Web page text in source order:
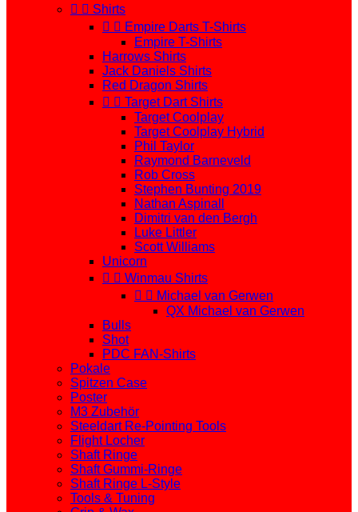
  Shirts
  Empire Darts T-Shirts
Empire T-Shirts
Harrows Shirts
Jack Daniels Shirts
Red Dragon Shirts
  Target Dart Shirts
Target Coolplay
Target Coolplay Hybrid
Phil Taylor
Raymond Barneveld
Rob Cross
Stephen Bunting 2019
Nathan Aspinall
Dimitri van den Bergh
Luke Littler
Scott Williams
Unicorn
  Winmau Shirts
  Michael van Gerwen
QX Michael van Gerwen
Bulls
Shot
PDC FAN-Shirts
Pokale
Spitzen Case
Poster
M3 Zubehör
Steeldart Re-Pointing Tools
Flight Locher
Shaft Ringe
Shaft Gummi-Ringe
Shaft Ringe L-Style
Tools & Tuning